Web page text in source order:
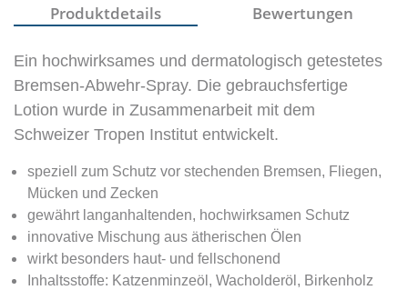
Produktdetails Bewertungen
Ein hochwirksames und dermatologisch getestetes
Bremsen-Abwehr-Spray. Die gebrauchsfertige
Lotion wurde in Zusammenarbeit mit dem
Schweizer Tropen Institut entwickelt.
speziell zum Schutz vor stechenden Bremsen, Fliegen,
Mücken und Zecken
gewährt langanhaltenden, hochwirksamen Schutz
innovative Mischung aus ätherischen Ölen
wirkt besonders haut- und fellschonend
Inhaltsstoffe: Katzenminzeöl, Wacholderöl, Birkenholz